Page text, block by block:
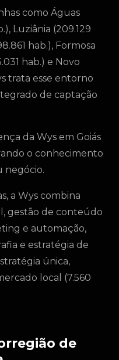
como Águas
Luziânia (209.129
hab.), Formosa
hab.) e Novo
trata esse entorno
de captação
da Wys em Goiás
o conhecimento
negócio.
a Wys combina
gestão de conteúdo
e automação,
e estratégia de
única,
local (7.560
de